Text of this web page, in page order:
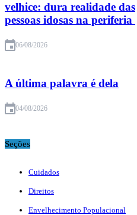
velhice: dura realidade das
pessoas idosas na periferia
06/08/2026
A última palavra é dela
04/08/2026
Seções
Cuidados
Direitos
Envelhecimento Populacional